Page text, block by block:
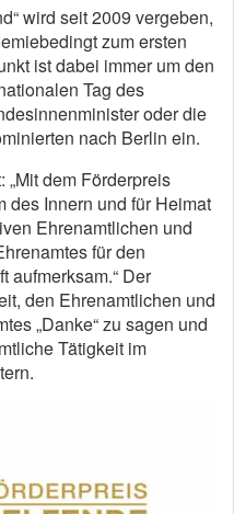
wird seit 2009 vergeben,
zum ersten
ist dabei immer um den
Tag des
oder die
nach Berlin ein.
dem Förderpreis
des Innern und für Heimat
Ehrenamtlichen und
für den
aufmerksam.“ Der
den Ehrenamtlichen und
„Danke“ zu sagen und
Tätigkeit im